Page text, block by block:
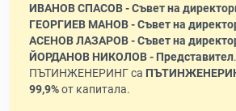
ИВАНОВ СПАСОВ - Съвет на
ГЕОРГИЕВ МАНОВ - Съвет на
АСЕНОВ ЛАЗАРОВ - Съвет на
ЙОРДАНОВ НИКОЛОВ - Представител
ПЪТИНЖЕНЕРИНГ са
99,9%от капитала.